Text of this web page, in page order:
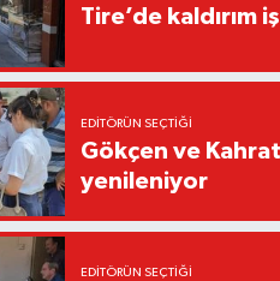
Tire’de kaldırım
EDITÖRÜN SEÇTIĞI
Gökçen ve
yenileniyor
EDITÖRÜN SEÇTIĞI